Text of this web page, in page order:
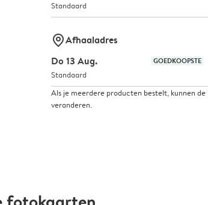
Standaard
marker-pinAfhaaladres
Do 13 Aug.
GOEDKOOPSTE
Standaard
Als je meerdere producten bestelt, kunnen
veranderen.